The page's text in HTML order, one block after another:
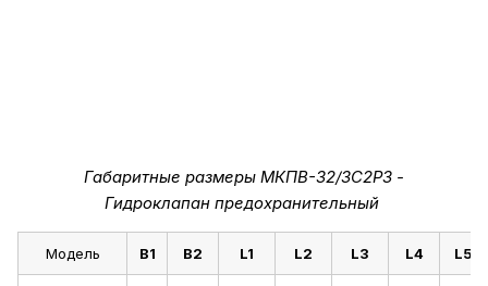
Габаритные размеры МКПВ-32/3С2Р3 -
Гидроклапан предохранительный
Модель B1 B2 L1 L2 L3 L4 L5